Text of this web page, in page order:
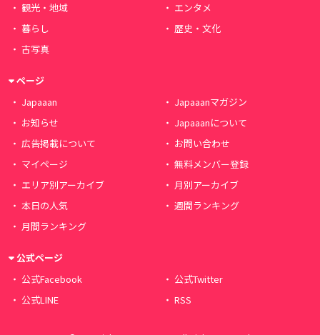
観光・地域
エンタメ
暮らし
歴史・文化
古写真
ページ
Japaaan
Japaaanマガジン
お知らせ
Japaaanについて
広告掲載について
お問い合わせ
マイページ
無料メンバー登録
エリア別アーカイブ
月別アーカイブ
本日の人気
週間ランキング
月間ランキング
公式ページ
公式Facebook
公式Twitter
公式LINE
RSS